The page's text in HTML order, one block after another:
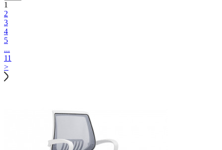
1
2
3
4
5
...
11
>